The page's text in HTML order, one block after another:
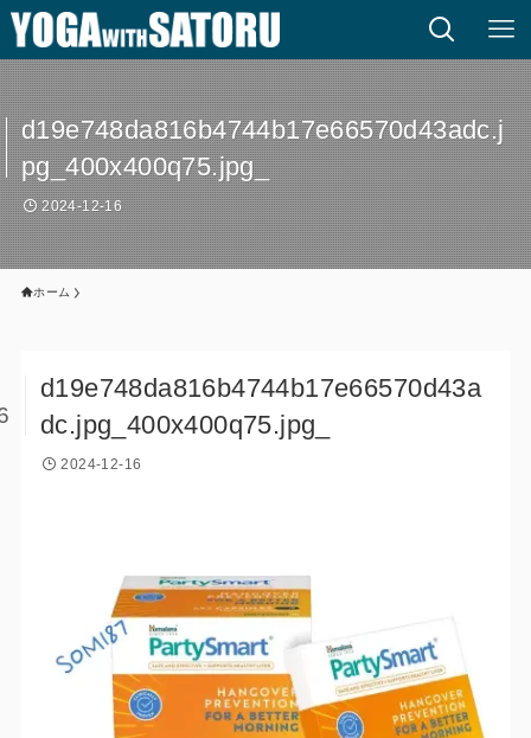
d19e748da816b4744b17e66570d43adc.j
pg_400x400q75.jpg_
2024-12-16
ホーム
d19e748da816b4744b17e66570d43a
dc.jpg_400x400q75.jpg_
2024-12-16